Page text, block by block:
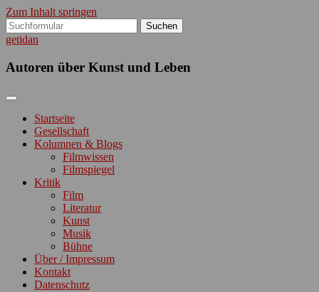
Zum Inhalt springen
Suchen
nach:
getidan
Autoren über Kunst und Leben
Startseite
Gesellschaft
Kolumnen & Blogs
Filmwissen
Filmspiegel
Kritik
Film
Literatur
Kunst
Musik
Bühne
Über / Impressum
Kontakt
Datenschutz